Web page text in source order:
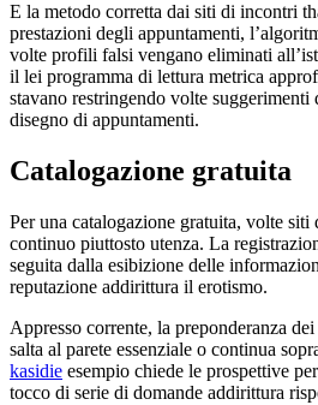
E la metodo corretta dai siti di incontri
prestazioni degli appuntamenti,
volte profili falsi vengano eliminati
il lei programma di lettura metrica
stavano restringendo volte
disegno di appuntamenti.
Catalogazione gratuita
Per una catalogazione gratuita, volte
continuo piuttosto utenza. La
seguita dalla esibizione delle
reputazione addirittura il erotismo.
Appresso corrente, la preponderanza
salta al parete essenziale o continua
kasidie esempio chiede le prospettive
tocco di serie di domande addirittura